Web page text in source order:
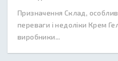
Призначення Склад,
переваги і недоліки Крем
виробники...